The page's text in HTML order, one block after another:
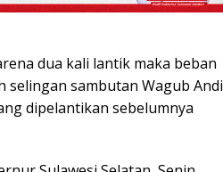
dua kali lantik maka beban
selingan sambutan Wagub Andi
dipelantikan sebelumnya